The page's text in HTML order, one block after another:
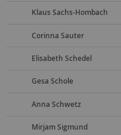
Klaus Sachs-Hombach
Corinna Sauter
Elisabeth Schedel
Gesa Schole
Anna Schwetz
Mirjam Sigmund